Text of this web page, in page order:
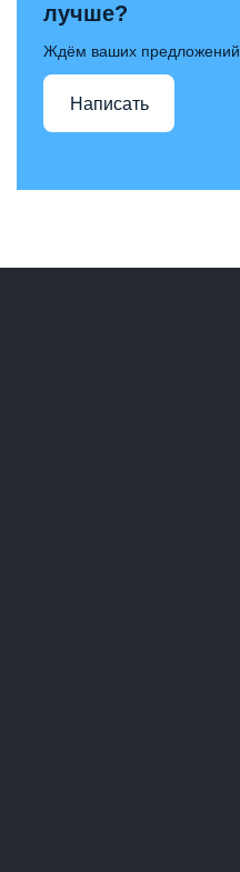
лучше?
Ждём ваших предложений
Написать